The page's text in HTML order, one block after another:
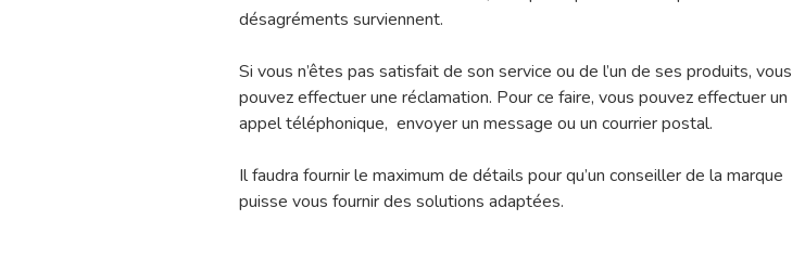
désagréments surviennent.
Si vous n’êtes pas satisfait de son service ou de l’un de ses produits, vous
pouvez effectuer une réclamation. Pour ce faire, vous pouvez effectuer un
appel téléphonique, envoyer un message ou un courrier postal.
Il faudra fournir le maximum de détails pour qu’un conseiller de la marque
puisse vous fournir des solutions adaptées.